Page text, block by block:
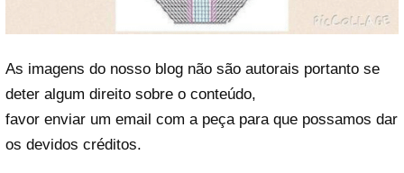
As imagens do nosso blog não são autorais portanto se
deter algum direito sobre o conteúdo,
favor enviar um email com a peça para que possamos dar
os devidos créditos.